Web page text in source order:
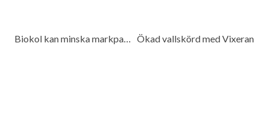
Biokol kan minska markpackning Ökad vallskörd med Vixeran